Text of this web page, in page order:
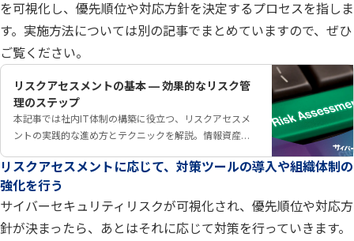
を可視化し、優先順位や対応方針を決定するプロセスを指しま
す。実施方法については別の記事でまとめていますので、ぜひ
ご覧ください。
リスクアセスメントの基本 — 効果的なリスク管
理のステップ
本記事では社内IT体制の構築に役立つ、リスクアセスメ
ントの実践的な進め方とテクニックを解説。情報資産の
決定まで、ISMS認証取得支援にも活用できる内容です。
リスク管理の第一歩を踏み出すために、ぜひ参考にして
ください。
リスクアセスメントに応じて、対策ツールの導入や組織体制の
強化を行う
サイバーセキュリティリスクが可視化され、優先順位や対応方
針が決まったら、あとはそれに応じて対策を行っていきます。